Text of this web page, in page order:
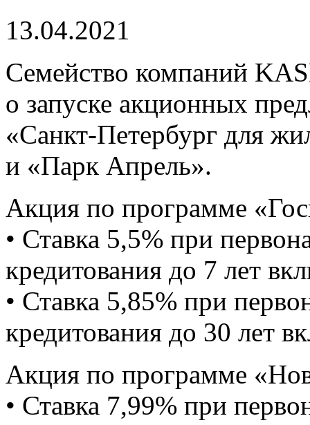
13.04.2021
Семейство компаний
о запуске акционных
«Санкт-Петербург для
и «Парк Апрель».
Акция по программе
• Ставка 5,5% при
кредитования до 7 лет
• Ставка 5,85% при
кредитования до 30 лет
Акция по программе
• Ставка 7,99% при